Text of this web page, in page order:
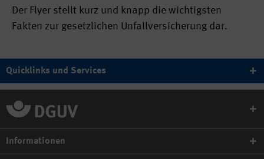
Der Flyer stellt kurz und knapp die wichtigsten
Fakten zur gesetzlichen Unfallversicherung dar.
Quicklinks und Services
Informationen